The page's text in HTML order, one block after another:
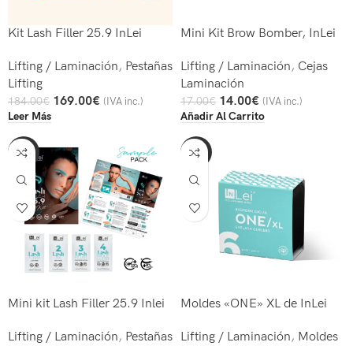
Kit Lash Filler 25.9 InLei
Lifting / Laminación, Pestañas
Lifting
184.00€ 169.00€ (IVA inc.)
Leer Más
Mini Kit Brow Bomber, InLei
Lifting / Laminación, Cejas
Laminación
17.00€ 14.00€ (IVA inc.)
Añadir Al Carrito
-33%
Mini kit Lash Filler 25.9 Inlei
Lifting / Laminación, Pestañas
-60%
Moldes «ONE» XL de InLei
Lifting / Laminación, Moldes